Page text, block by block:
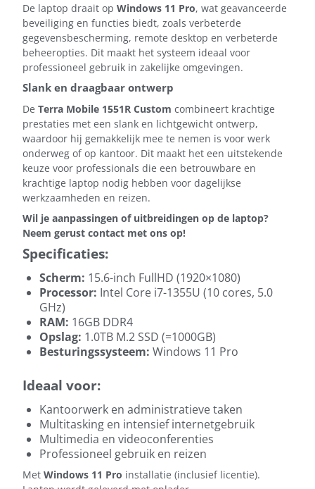
De laptop draait op Windows 11 Pro, wat geavanceerde
beveiliging en functies biedt, zoals verbeterde
gegevensbescherming, remote desktop en verbeterde
beheeropties. Dit maakt het systeem ideaal voor
professioneel gebruik in zakelijke omgevingen.
Slank en draagbaar ontwerp
De Terra Mobile 1551R Custom combineert krachtige
prestaties met een slank en lichtgewicht ontwerp,
waardoor hij gemakkelijk mee te nemen is voor werk
onderweg of op kantoor. Dit maakt het een uitstekende
keuze voor professionals die een betrouwbare en
krachtige laptop nodig hebben voor dagelijkse
werkzaamheden en reizen.
Wil je aanpassingen of uitbreidingen op de laptop?
Neem gerust contact met ons op!
Specificaties:
Scherm: 15.6-inch FullHD (1920×1080)
Processor: Intel Core i7-1355U (10 cores, 5.0
GHz)
RAM: 16GB DDR4
Opslag: 1.0TB M.2 SSD (=1000GB)
Besturingssysteem: Windows 11 Pro
Ideaal voor:
Kantoorwerk en administratieve taken
Multitasking en intensief internetgebruik
Multimedia en videoconferenties
Professioneel gebruik en reizen
Met Windows 11 Pro installatie (inclusief licentie).